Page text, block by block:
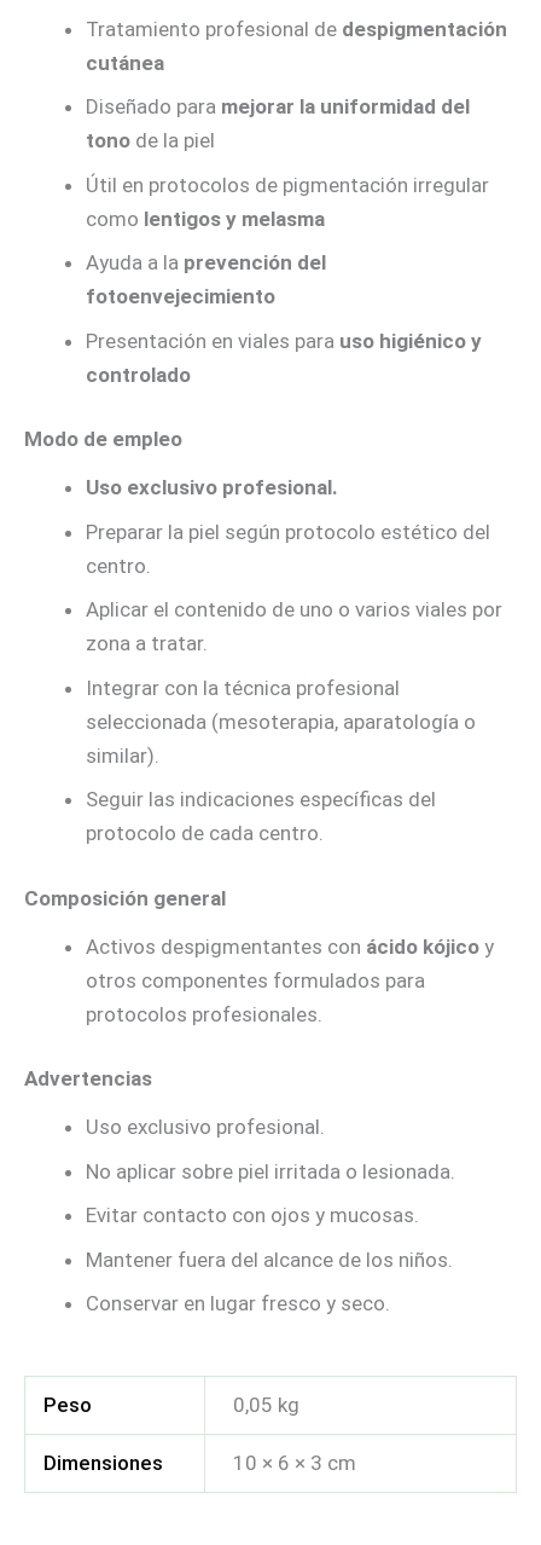
Tratamiento profesional de despigmentación
cutánea
Diseñado para mejorar la uniformidad del
tono de la piel
Útil en protocolos de pigmentación irregular
como lentigos y melasma
Ayuda a la prevención del
fotoenvejecimiento
Presentación en viales para uso higiénico y
controlado
Modo de empleo
Uso exclusivo profesional.
Preparar la piel según protocolo estético del
centro.
Aplicar el contenido de uno o varios viales por
zona a tratar.
Integrar con la técnica profesional
seleccionada (mesoterapia, aparatología o
similar).
Seguir las indicaciones específicas del
protocolo de cada centro.
Composición general
Activos despigmentantes con ácido kójico y
otros componentes formulados para
protocolos profesionales.
Advertencias
Uso exclusivo profesional.
No aplicar sobre piel irritada o lesionada.
Evitar contacto con ojos y mucosas.
Mantener fuera del alcance de los niños.
Conservar en lugar fresco y seco.
Peso 0,05 kg
Dimensiones 10 × 6 × 3 cm